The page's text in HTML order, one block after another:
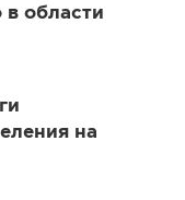
в области
на